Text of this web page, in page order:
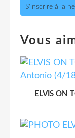
S'inscrire à la
Vous
ELVIS ON